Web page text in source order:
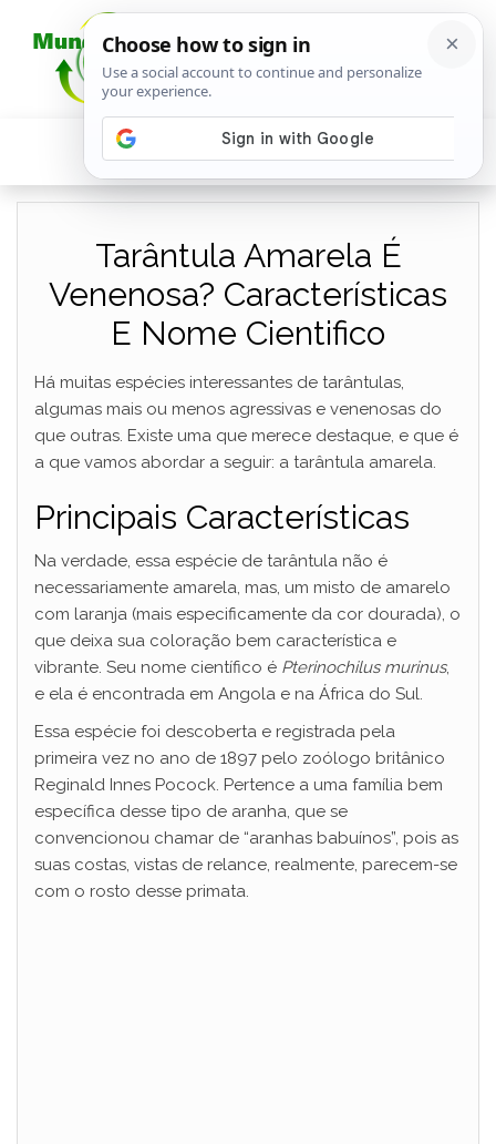
Tarântula Amarela É
Venenosa? Características
E Nome Cientifico
Há muitas espécies interessantes de tarântulas,
algumas mais ou menos agressivas e venenosas do
que outras. Existe uma que merece destaque, e que é
a que vamos abordar a seguir: a tarântula amarela.
Principais Características
Na verdade, essa espécie de tarântula não é
necessariamente amarela, mas, um misto de amarelo
com laranja (mais especificamente da cor dourada), o
que deixa sua coloração bem característica e
vibrante. Seu nome científico é Pterinochilus murinus,
e ela é encontrada em Angola e na África do Sul.
Essa espécie foi descoberta e registrada pela
primeira vez no ano de 1897 pelo zoólogo britânico
Reginald Innes Pocock. Pertence a uma família bem
específica desse tipo de aranha, que se
convencionou chamar de “aranhas babuínos”, pois as
suas costas, vistas de relance, realmente, parecem-se
com o rosto desse primata.